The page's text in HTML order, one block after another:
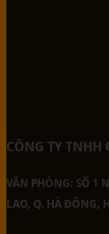
CÔNG TY TNHH
VĂN PHÒNG: SỐ 1
LAO, Q. HÀ ĐÔNG,